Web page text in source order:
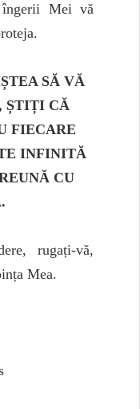
Mei vă
SĂ VĂ
ȘTIȚI CĂ
FIECARE
INFINITĂ
CU
rugați-vă,
Mea.